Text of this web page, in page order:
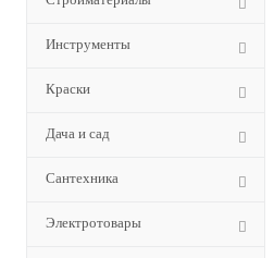
Инструменты
Краски
Дача и сад
Сантехника
Электротовары